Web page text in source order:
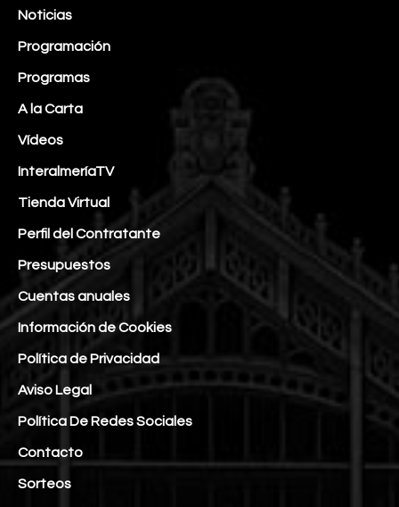
Noticias
Programación
Programas
A la Carta
Vídeos
InteralmeríaTV
Tienda Virtual
Perfil del Contratante
Presupuestos
Cuentas anuales
Información de Cookies
Política de Privacidad
Aviso Legal
Política De Redes Sociales
Contacto
Sorteos